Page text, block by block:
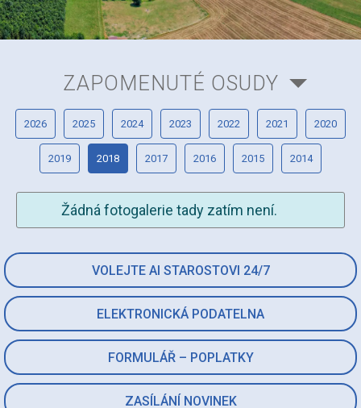
VOLEJTE AI STAROSTOVI 24/7
ELEKTRONICKÁ PODATELNA
FORMULÁŘ – POPLATKY
ZASÍLÁNÍ NOVINEK
ZAPOMENUTÉ OSUDY
2026 2025 2024 2023 2022 2021 2020
2019 2018 2017 2016 2015 2014
Žádná fotogalerie tady zatím není.